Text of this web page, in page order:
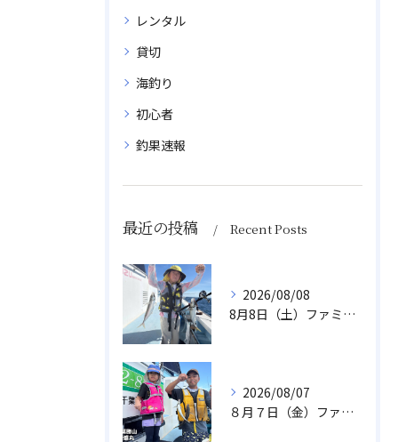
レンタル
貸切
海釣り
初心者
釣果速報
最近の投稿 Recent Posts
2026/08/08
8月8日（土）ファミリーアジ
2026/08/07
８月７日（金）ファミリフィッシング